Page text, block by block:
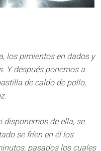
los pimientos en dados y
Y después ponemos a
de caldo de pollo,
disponemos de ella, se
se fríen en él los
pasados los cuales